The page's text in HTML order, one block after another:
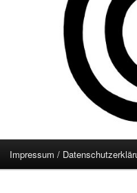
Impressum /